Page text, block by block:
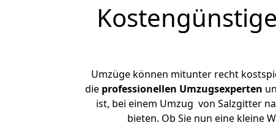
Umzüge können mitunter recht
die professionellen Umzugsexperten
ist, bei einem Umzug von Salzgitter
bieten. Ob Sie nun eine kleine